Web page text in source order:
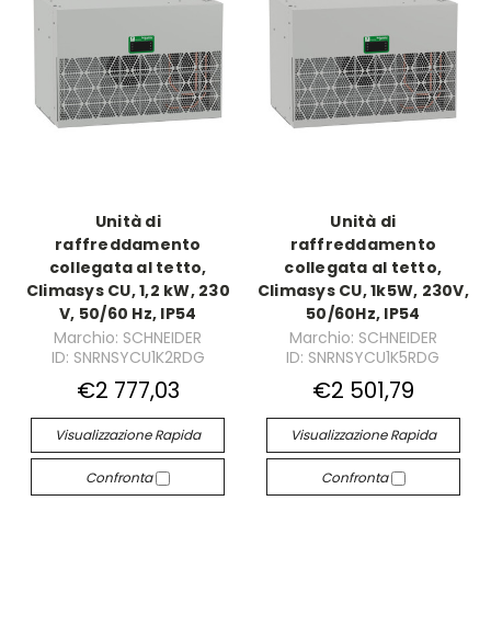
Unità di
raffreddamento
collegata al tetto,
Climasys CU, 1,2 kW, 230
V, 50/60 Hz, IP54
Marchio: SCHNEIDER
ID: SNRNSYCU1K2RDG
€2 777,03
Visualizzazione Rapida
Confronta
Unità di
raffreddamento
collegata al tetto,
Climasys CU, 1k5W, 230V,
50/60Hz, IP54
Marchio: SCHNEIDER
ID: SNRNSYCU1K5RDG
€2 501,79
Visualizzazione Rapida
Confronta